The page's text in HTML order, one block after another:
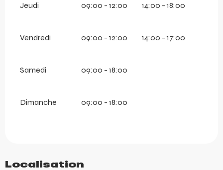
Jeudi 09:00 - 12:00 14:00 - 18:00
Vendredi 09:00 - 12:00 14:00 - 17:00
Samedi 09:00 - 18:00
Dimanche 09:00 - 18:00
Localisation